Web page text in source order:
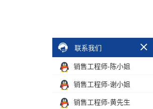
联系我们
销售工程师-陈小姐
销售工程师-谢小姐
销售工程师-黄先生